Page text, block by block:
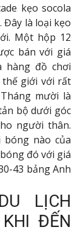
kẹo socola
Đây là loại kẹo
Một hộp 12
bán với giá
hàng đồ chơi
thế giới với rất
mười là
bộ dưới góc
người thân.
nào của
đó với giá
43 bảng Anh
LỊCH
ĐẾN